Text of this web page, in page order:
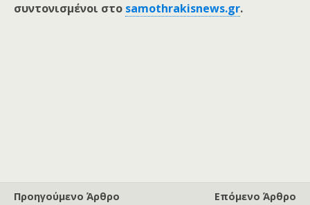
συντονισμένοι στο samothrakisnews.gr.
Προηγούμενο Άρθρο
Επόμενο Άρθρο